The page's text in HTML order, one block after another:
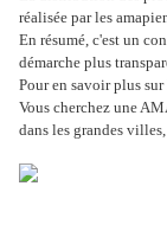
réalisée par les
En résumé, c'est un
démarche plus
Pour en savoir plus
Vous cherchez une
dans les grandes